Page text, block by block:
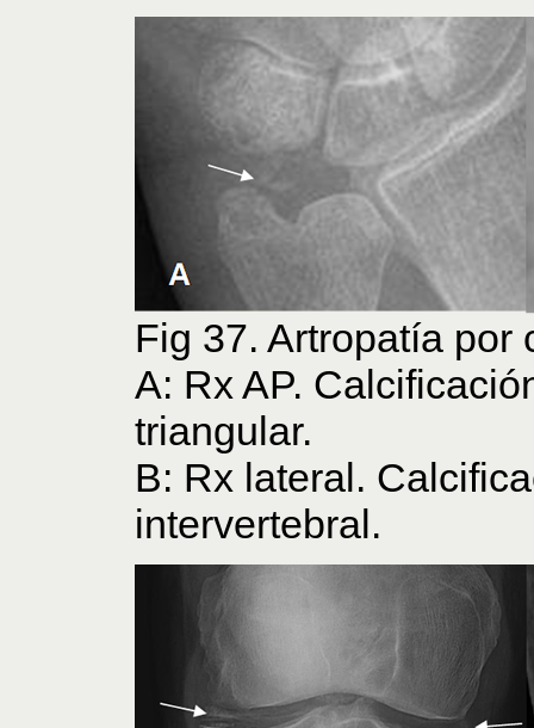
Fig 37. Artropatía por
A: Rx AP.
triangular.
B: Rx lateral.
intervertebral.